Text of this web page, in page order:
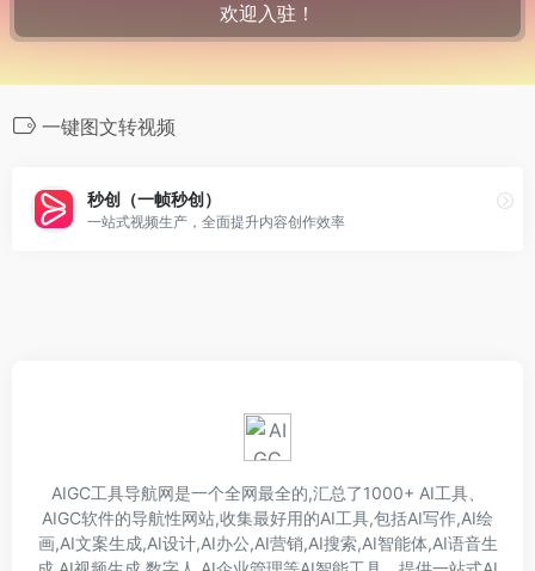
欢迎入驻！
一键图文转视频
秒创（一帧秒创）
一站式视频生产，全面提升内容创作效率
AIGC工具导航网是一个全网最全的,汇总了1000+ AI工具、
AIGC软件的导航性网站,收集最好用的AI工具,包括AI写作,AI绘
画,AI文案生成,AI设计,AI办公,AI营销,AI搜索,AI智能体,AI语音生